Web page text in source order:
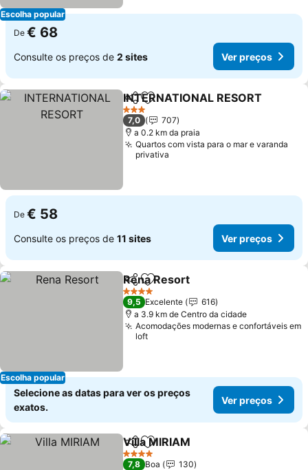
Escolha popular
De € 68
Consulte os preços de 2 sites Ver preços
PartilharAdicionar aos favoritos
INTERNATIONAL RESORT
3 Estrelas
7,0
707
a 0.2 km da praia
Quartos com vista para o mar e varanda
privativa
De € 58
Consulte os preços de 11 sites Ver preços
Escolha popular
PartilharAdicionar aos favoritos
Rena Resort
4 Estrelas
9,5 Excelente
616
a 3.9 km de Centro da cidade
Acomodações modernas e confortáveis em
loft
Selecione as datas para ver os preços
exatos.
Ver preços
PartilharAdicionar aos favoritos
Villa MIRIAM
4 Estrelas
7,8 Boa
130